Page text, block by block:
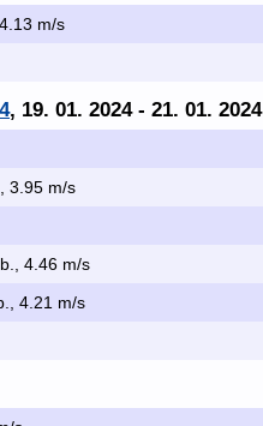
m/s
, 19. 01. 2024 - 21. 01. 2024
3.95 m/s
4.46 m/s
4.21 m/s